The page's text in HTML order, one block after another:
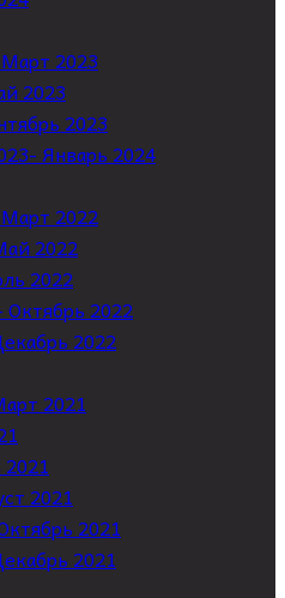
2023
2023
2023
Январь 2024
2022
2022
2022
Октябрь 2022
2022
2021
2021
2021
2021